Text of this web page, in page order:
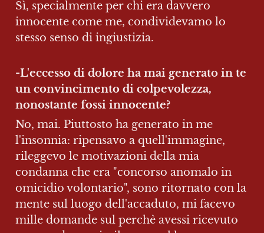
Sì, specialmente per chi era davvero
innocente come me, condividevamo lo
stesso senso di ingiustizia.
-L'eccesso di dolore ha mai generato in te
un convincimento di colpevolezza,
nonostante fossi innocente?
No, mai. Piuttosto ha generato in me
l'insonnia: ripensavo a quell'immagine,
rileggevo le motivazioni della mia
condanna che era "concorso anomalo in
omicidio volontario", sono ritornato con la
mente sul luogo dell'accaduto, mi facevo
mille domande sul perchè avessi ricevuto